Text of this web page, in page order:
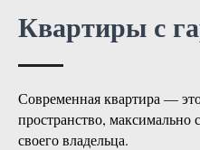
Квартиры с
Современная квартира —
пространство, максимально
своего владельца.